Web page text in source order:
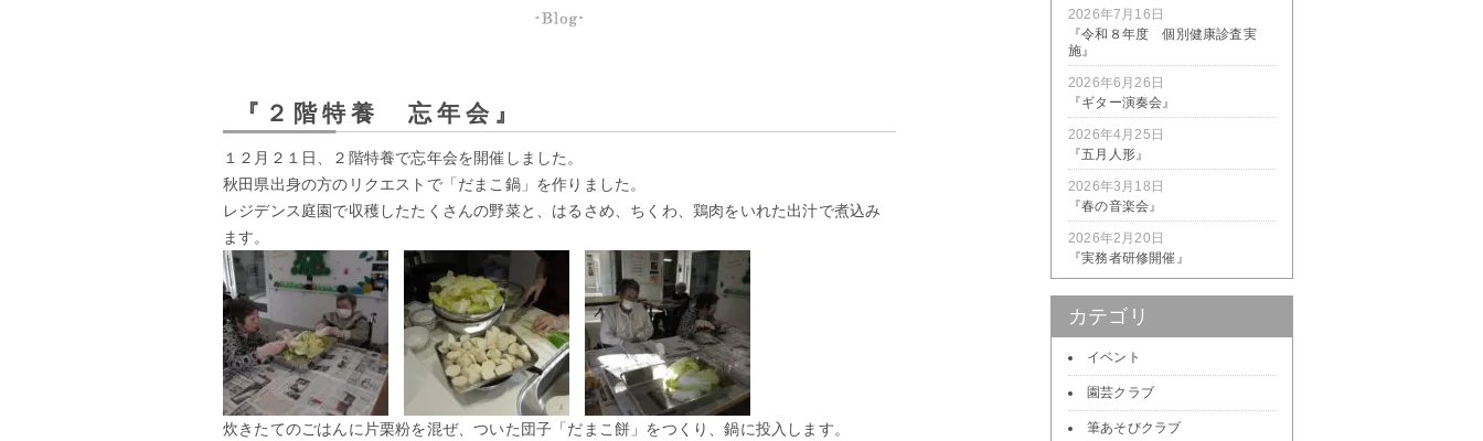
『２階特養 忘年会』
１２月２１日、２階特養で忘年会を開催しました。
秋田県出身の方のリクエストで「だまこ鍋」を作りました。
レジデンス庭園で収穫したたくさんの野菜と、はるさめ、ちくわ、鶏肉をいれた出汁で煮込み
ます。
炊きたてのごはんに片栗粉を混ぜ、ついた団子「だまこ餅」をつくり、鍋に投入します。
2026年7月16日
『令和８年度 個別健康診査実
施』
2026年6月26日
『ギター演奏会』
2026年4月25日
『五月人形』
2026年3月18日
『春の音楽会』
2026年2月20日
『実務者研修開催』
カテゴリ
イベント
園芸クラブ
筆あそびクラブ